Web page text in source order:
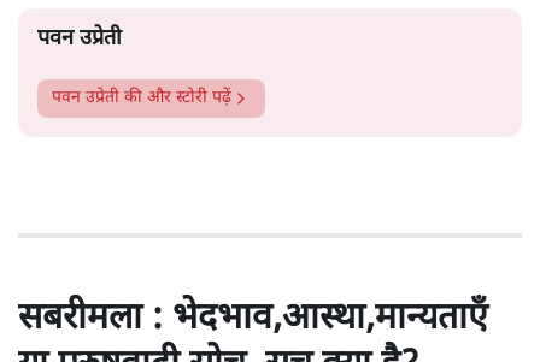
पवन उप्रेती
पवन उप्रेती की और स्टोरी पढ़ें
सबरीमला : भेदभाव,आस्था,मान्यताएँ